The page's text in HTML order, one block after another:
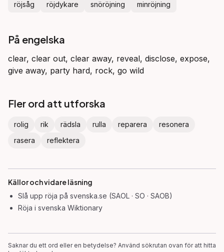
röjsåg röjdykare snöröjning minröjning
På engelska
clear, clear out, clear away, reveal, disclose, expose,
give away, party hard, rock, go wild
Fler ord att utforska
rolig rik rädsla rulla reparera
resonera
rasera
reflektera
Källor och vidare läsning
Slå upp röja på svenska.se (SAOL · SO · SAOB)
Röja i svenska Wiktionary
Saknar du ett ord eller en betydelse? Använd sökrutan ovan för att hitta